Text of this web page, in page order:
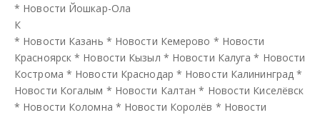
* Новости Йошкар-Ола
К
* Новости Казань * Новости Кемерово * Новости
Красноярск * Новости Кызыл * Новости Калуга * Новости
Кострома * Новости Краснодар * Новости Калининград *
Новости Когалым * Новости Калтан * Новости Киселёвск
* Новости Коломна * Новости Королёв * Новости